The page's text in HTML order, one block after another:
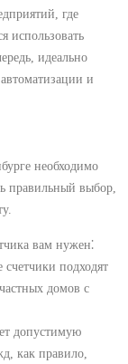
где
использовать
идеально
и
необходимо
правильный выбор,
вам нужен⁚
подходят
домов с
допустимую
как правило,